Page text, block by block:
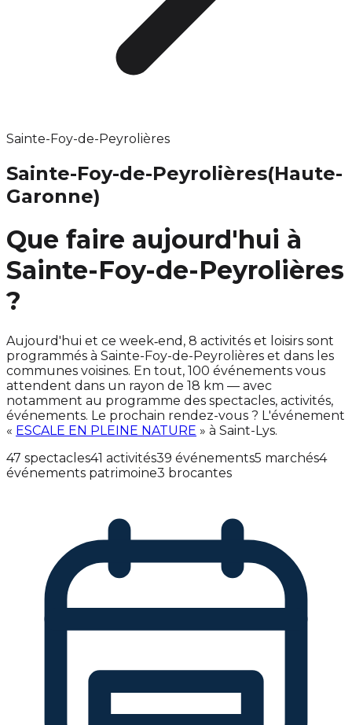
Sainte-Foy-de-Peyrolières
Sainte-Foy-de-Peyrolières(Haute-
Garonne)
Que faire aujourd'hui à
Sainte-Foy-de-Peyrolières
?
Aujourd'hui et ce week‑end, 8 activités et loisirs sont
programmés à Sainte-Foy-de-Peyrolières et dans les
communes voisines. En tout, 100 événements vous
attendent dans un rayon de 18 km — avec
notamment au programme des spectacles, activités,
événements. Le prochain rendez-vous ? L'événement
« ESCALE EN PLEINE NATURE » à Saint-Lys.
47 spectacles41 activités39 événements5 marchés4
événements patrimoine3 brocantes